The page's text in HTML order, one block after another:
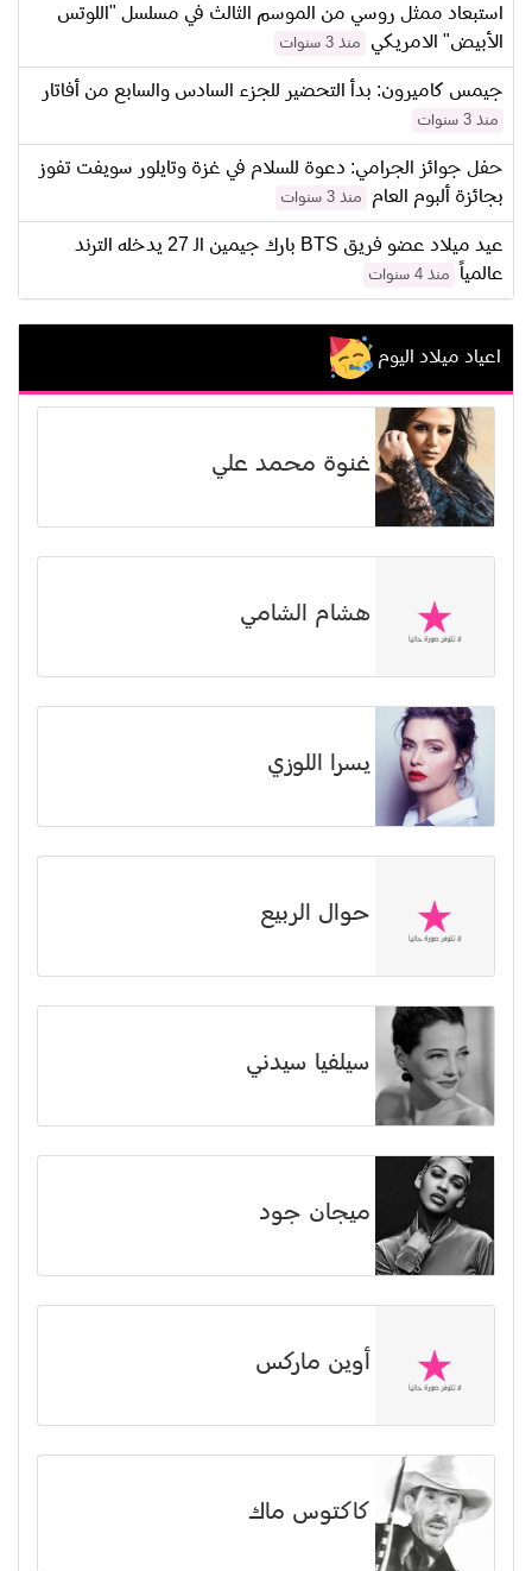
استبعاد ممثل روسي من الموسم الثالث في مسلسل "اللوتس
الأبيض" الامريكي
منذ 3 سنوات
جيمس كاميرون: بدأ التحضير للجزء السادس والسابع من أفاتار
منذ 3 سنوات
حفل جوائز الجرامي: دعوة للسلام في غزة وتايلور سويفت تفوز
بجائزة ألبوم العام
منذ 3 سنوات
عيد ميلاد عضو فريق BTS بارك جيمين الـ 27 يدخله الترند
عالمياً
منذ 4 سنوات
اعياد ميلاد اليوم
غنوة محمد علي
هشام الشامي
يسرا اللوزي
حوال الربيع
سيلفيا سيدني
ميجان جود
أوين ماركس
كاكتوس ماك